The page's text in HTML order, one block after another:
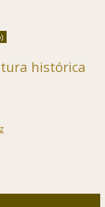
histórica